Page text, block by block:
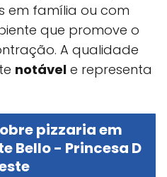
em família ou com
que promove o
A qualidade
notável e representa
pizzaria em
Bello - Princesa D